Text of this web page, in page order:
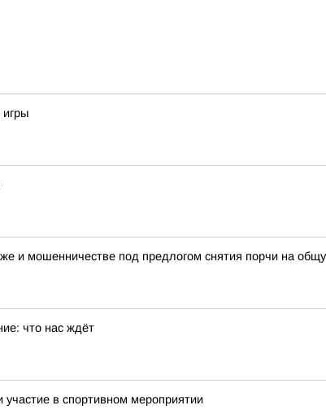
игры
и мошенничестве под предлогом снятия порчи на
что нас ждёт
в спортивном мероприятии